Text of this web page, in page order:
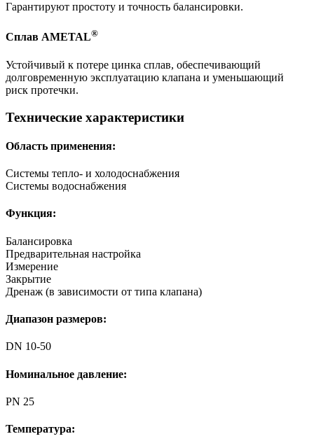
Гарантируют простоту и точность балансировки.
Сплав AMETAL®
Устойчивый к потере цинка сплав, обеспечивающий
долговременную эксплуатацию клапана и уменьшающий
риск протечки.
Технические характеристики
Область применения:
Системы тепло- и холодоснабжения
Системы водоснабжения
Функция:
Балансировка
Предварительная настройка
Измерение
Закрытие
Дренаж (в зависимости от типа клапана)
Диапазон размеров:
DN 10-50
Номинальное давление:
PN 25
Температура: